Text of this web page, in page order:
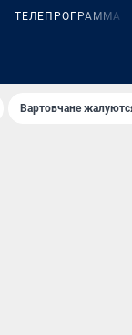
ТЕЛЕПРОГРАММА
Вартовчане